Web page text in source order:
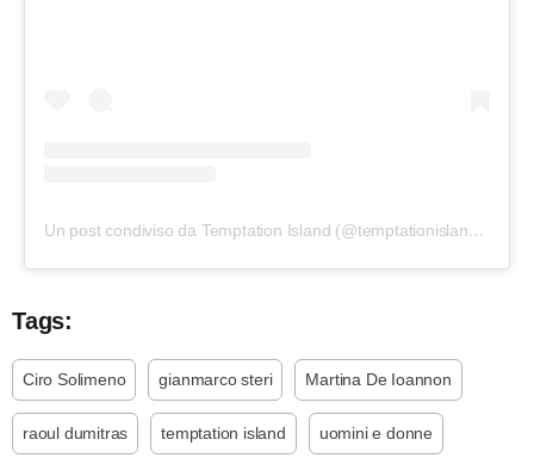
Un post condiviso da Temptation Island (@temptationislandita)
Tags:
Ciro Solimeno gianmarco steri Martina De Ioannon
raoul dumitras temptation island uomini e donne